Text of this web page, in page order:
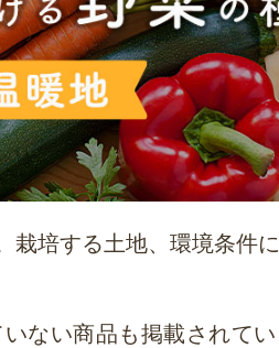
培する土地、環境条件
ない商品も掲載されて